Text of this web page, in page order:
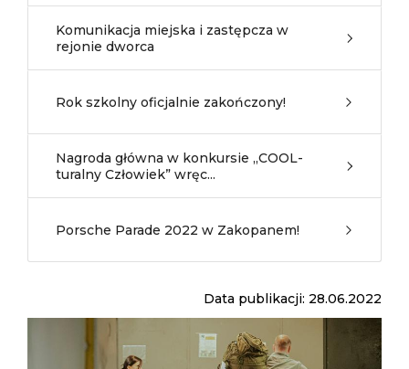
Komunikacja miejska i zastępcza w
rejonie dworca
Rok szkolny oficjalnie zakończony!
Nagroda główna w konkursie „COOL-
turalny Człowiek” wręc...
Porsche Parade 2022 w Zakopanem!
Data publikacji: 28.06.2022